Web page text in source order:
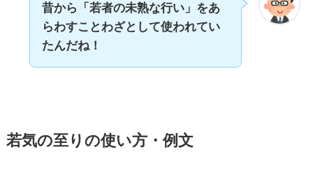
昔から「若者の未熟な行い」をあ
らわすことわざとして使われてい
たんだね！
若気の至りの使い方・例文